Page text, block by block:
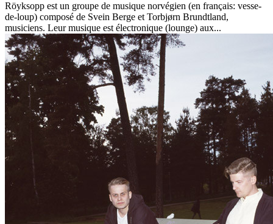
Röyksopp est un groupe de musique norvégien (en français: vesse-
de-loup) composé de Svein Berge et Torbjørn Brundtland,
musiciens. Leur musique est électronique (lounge) aux...